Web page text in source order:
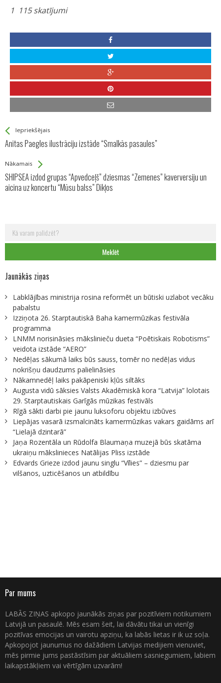
1 115 skatījumi
See more
Iepriekšējais
Anitas Paegles ilustrāciju izstāde “Smalkās pasaules”
Back
All
Nākamais
SHIPSEA izdod grupas “Apvedceļš” dziesmas “Zemenes” kaverversiju un
aicina uz koncertu “Mūsu balss” Dikļos
Meklēt:
Jaunākās ziņas
Labklājības ministrija rosina reformēt un būtiski uzlabot vecāku
pabalstu
Izziņota 26. Starptautiskā Baha kamermūzikas festivāla
programma
LNMM norisināsies mākslinieču dueta “Poētiskais Robotisms”
veidota izstāde “AERO”
Nedēļas sākumā laiks būs sauss, tomēr no nedēļas vidus
nokrišņu daudzums palielināsies
Nākamnedēļ laiks pakāpeniski kļūs siltāks
Augusta vidū sāksies Valsts Akadēmiskā kora “Latvija” lolotais
29. Starptautiskais Garīgās mūzikas festivāls
Rīgā sākti darbi pie jaunu luksoforu objektu izbūves
Liepājas vasarā izsmalcināts kamermūzikas vakars gaidāms arī
“Lielajā dzintarā”
Jaņa Rozentāla un Rūdolfa Blaumaņa muzejā būs skatāma
ukraiņu mākslinieces Natālijas Pliss izstāde
Edvards Grieze izdod jaunu singlu “Vīlies” – dziesmu par
vilšanos, uzticēšanos un atbildību
Par mums
LABĀS ZIŅAS apkopo jaunākās ziņas par pozitīviem notikumiem
Latvijā un pasaulē. Mēs esam šeit, lai dāvātu tikai un vienīgi
pozitīvas emocijas un vairotu apziņu, ka labās lietas ir ik uz soļa.
Apkopojot jaunumus no dažādiem Latvijas medijiem vienuviet,
mēs pirmie jums pastāstīsim par aktuāliem sasniegumiem, labiem
laikapstākļiem vai vērtīgām uzvarām!